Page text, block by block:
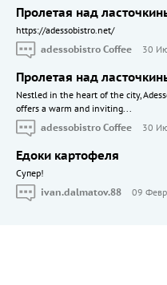
Пролетая над
https://adessobistro.net/
adessobistro Coffee
30
Пролетая над
Nestled in the heart of the city,
offers a warm and inviting...
adessobistro Coffee
30
Едоки картофеля
Cупер!
ivan.dalmatov.88
09